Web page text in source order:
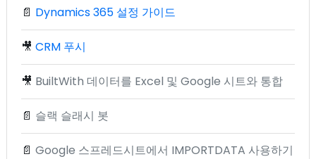
📄 Dynamics 365 설정 가이드
🎥 CRM 푸시
🎥 BuiltWith 데이터를 Excel 및 Google 시트와 통합
📄 슬랙 슬래시 봇
📄 Google 스프레드시트에서 IMPORTDATA 사용하기